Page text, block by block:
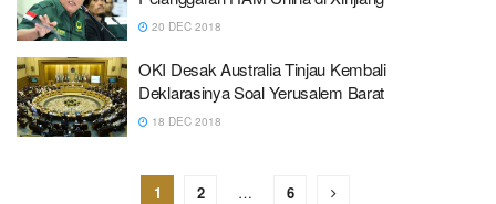
20 DEC 2018
OKI Desak Australia Tinjau Kembali
Deklarasinya Soal Yerusalem Barat
18 DEC 2018
1 2 … 6